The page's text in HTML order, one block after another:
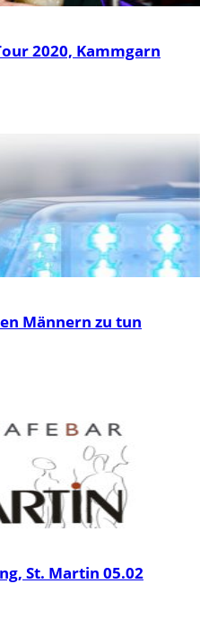
2020, Kammgarn
Männern zu tun
St. Martin 05.02